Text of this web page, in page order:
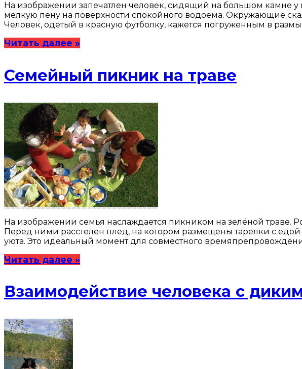
На изображении запечатлен человек, сидящий на большом камне
мелкую пену на поверхности спокойного водоема. Окружающие
Человек, одетый в красную футболку, кажется погруженным в
Читать далее »
Семейный пикник на траве
На изображении семья наслаждается пикником на зелёной
Перед ними расстелен плед, на котором размещены тарелки с едой
уюта. Это идеальный момент для совместного
Читать далее »
Взаимодействие человека с